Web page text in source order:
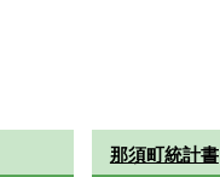
那須町統計書